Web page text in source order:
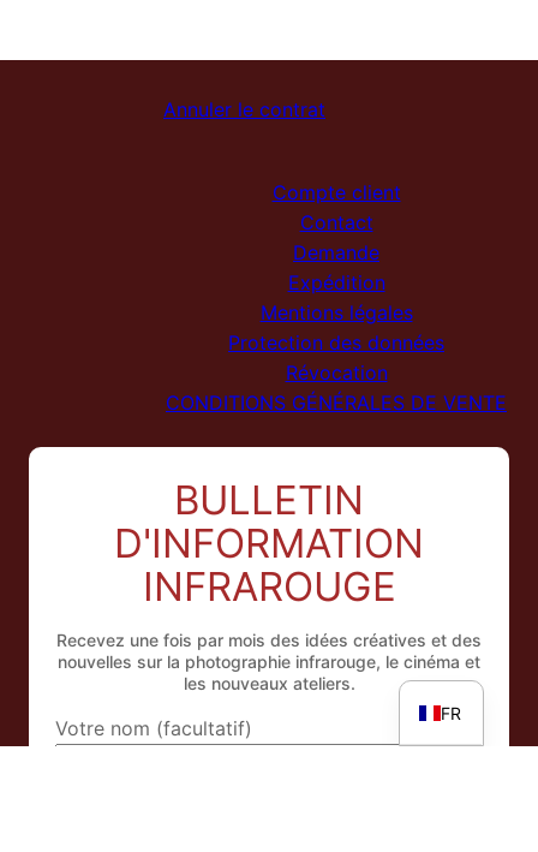
Annuler le contrat
Compte client
Contact
Demande
Expédition
Mentions légales
Protection des données
Révocation
CONDITIONS GÉNÉRALES DE VENTE
BULLETIN
D'INFORMATION
INFRAROUGE
Recevez une fois par mois des idées créatives et des
nouvelles sur la photographie infrarouge, le cinéma et
les nouveaux ateliers.
Votre nom (facultatif)
FR
DE
EN